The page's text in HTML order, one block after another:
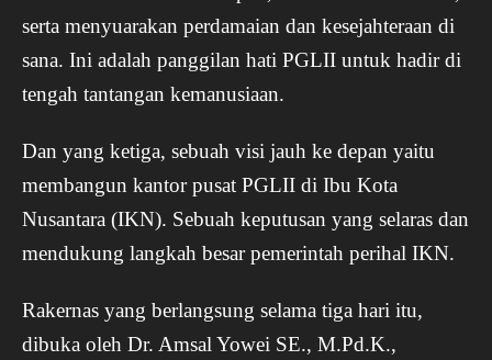
serta menyuarakan perdamaian dan kesejahteraan di
sana. Ini adalah panggilan hati PGLII untuk hadir di
tengah tantangan kemanusiaan.
Dan yang ketiga, sebuah visi jauh ke depan yaitu
membangun kantor pusat PGLII di Ibu Kota
Nusantara (IKN). Sebuah keputusan yang selaras dan
mendukung langkah besar pemerintah perihal IKN.
Rakernas yang berlangsung selama tiga hari itu,
dibuka oleh Dr. Amsal Yowei SE., M.Pd.K.,